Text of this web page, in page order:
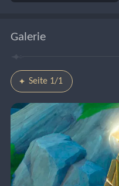
Galerie
Seite 1/1